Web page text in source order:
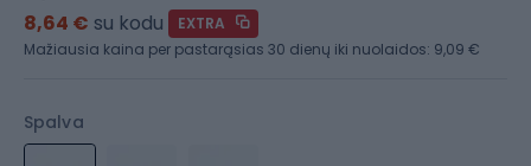
Spalva
8,64 € su kodu
EXTRA
Mažiausia kaina per pastarąsias 30 dienų iki nuolaidos: 9,09 €